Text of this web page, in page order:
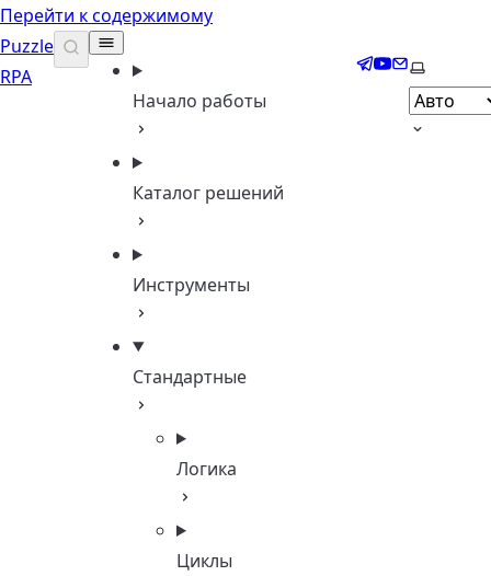
Перейти к содержимому
Puzzle
RPA
Начало работы
Каталог решений
Инструменты
Стандартные
Логика
Циклы
Telegram
YouTube
Email